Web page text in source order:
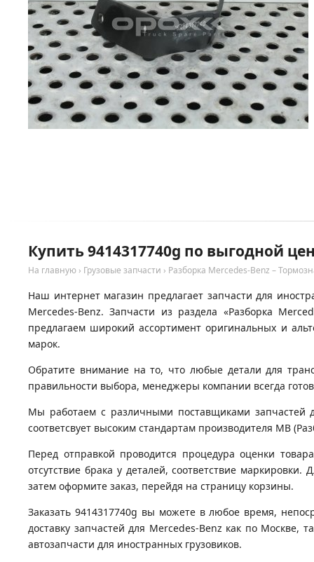
Купить 9414317740g по выгодной
На главную › Грузовые запчасти › Разборка Mercedes-Benz –
Наш интернет магазин предлагает запчасти для
Mercedes-Benz. Запчасти из раздела «Разборка
предлагаем широкий ассортимент оригинальных и
марок.
Обратите внимание на то, что любые детали для
правильности выбора, менеджеры компании всегда
Мы работаем с различными поставщиками запчастей
соответсвует высоким стандартам производителя MB
Перед отправкой проводится процедура оценки
отсутствие брака у деталей, соответствие
затем оформите заказ, перейдя на страницу корзины.
Заказать 9414317740g вы можете в любое время,
доставку запчастей для Mercedes-Benz как по
автозапчасти для иностранных грузовиков.